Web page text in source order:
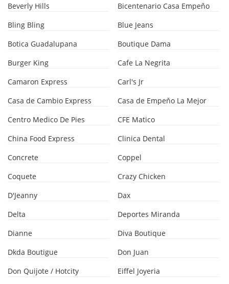
Beverly Hills
Bicentenario Casa Empeňo
Bling Bling
Blue Jeans
Botica Guadalupana
Boutique Dama
Burger King
Cafe La Negrita
Camaron Express
Carl's Jr
Casa de Cambio Express
Casa de Empeňo La Mejor
Centro Medico De Pies
CFE Matico
China Food Express
Clinica Dental
Concrete
Coppel
Coquete
Crazy Chicken
D'Jeanny
Dax
Delta
Deportes Miranda
Dianne
Diva Boutique
Dkda Boutigue
Don Juan
Don Quijote / Hotcity
Eiffel Joyeria